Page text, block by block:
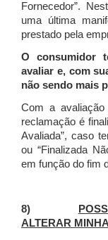
Fornecedor”.
uma última
prestado pela
O consumidor
avaliar e, com
não sendo mais
Com a
reclamação é
Avaliada”, caso
ou “Finalizada
em função do fim
8)
ALTERAR